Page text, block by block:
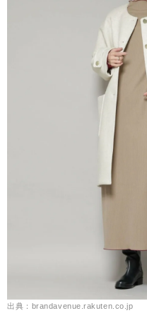
出典：brandavenue.rakuten.co.jp